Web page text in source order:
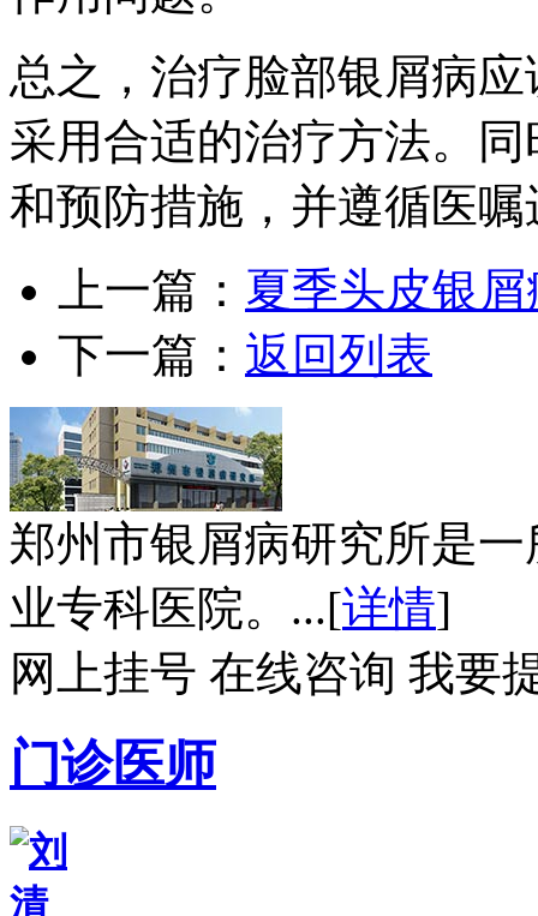
总之，治疗脸部银屑病
采用合适的治疗方法。
和预防措施，并遵循医
上一篇： 夏季头皮银屑
下一篇： 返回列表
郑州市银屑病研究所是
业专科医院。...[详情]
网上挂号 在线咨询 我要
门诊医师